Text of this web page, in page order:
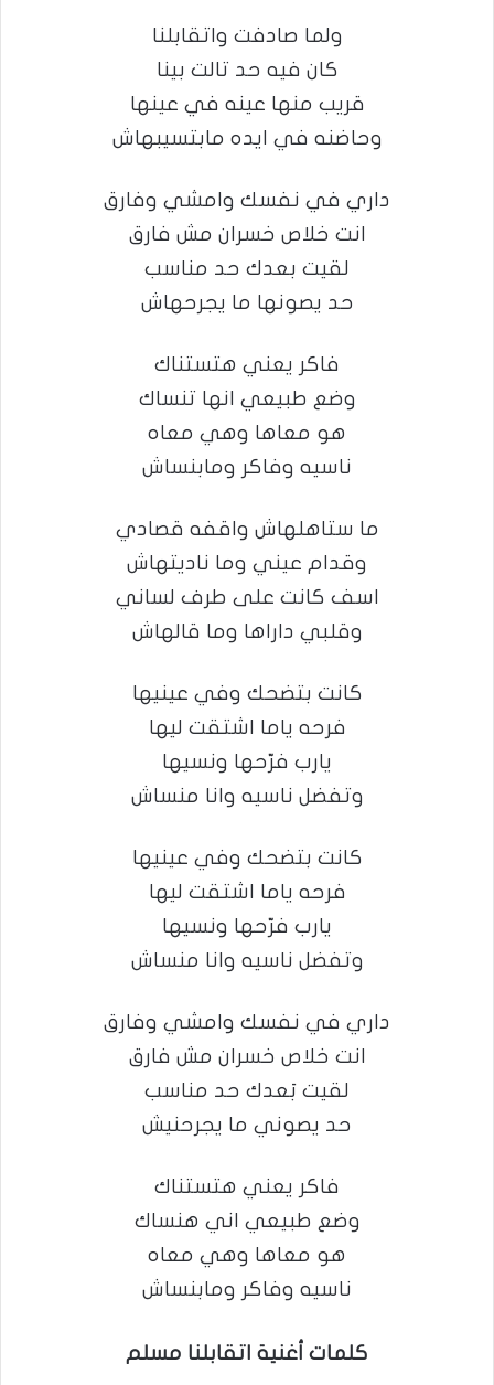
ولما صادفت واتقابلنا
كان فيه حد تالت بينا
قريب منها عينه في عينها
وحاضنه في ايده مابتسيبهاش
داري في نفسك وامشي وفارق
انت خلاص خسران مش فارق
لقيت بعدك حد مناسب
حد يصونها ما يجرحهاش
فاكر يعني هتستناك
وضع طبيعي انها تنساك
هو معاها وهي معاه
ناسيه وفاكر ومابنساش
ما ستاهلهاش واقفه قصادي
وقدام عيني وما ناديتهاش
اسف كانت على طرف لساني
وقلبي داراها وما قالهاش
كانت بتضحك وفي عينيها
فرحه ياما اشتقت ليها
يارب فرّحها ونسيها
وتفضل ناسيه وانا منساش
كانت بتضحك وفي عينيها
فرحه ياما اشتقت ليها
يارب فرّحها ونسيها
وتفضل ناسيه وانا منساش
داري في نفسك وامشي وفارق
انت خلاص خسران مش فارق
لقيت بَعدك حد مناسب
حد يصوني ما يجرحنيش
فاكر يعني هتستناك
وضع طبيعي اني هنساك
هو معاها وهي معاه
ناسيه وفاكر ومابنساش
كلمات أغنية اتقابلنا مسلم